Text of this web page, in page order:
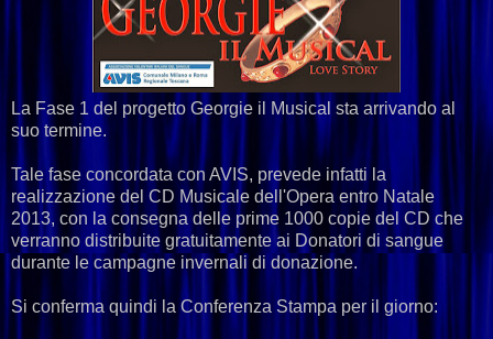
La Fase 1 del progetto Georgie il Musical sta arrivando al
suo termine.
Tale fase concordata con AVIS, prevede infatti la
realizzazione del CD Musicale dell'Opera entro Natale
2013, con la consegna delle prime 1000 copie del CD che
verranno distribuite gratuitamente ai Donatori di sangue
durante le campagne invernali di donazione.
Si conferma quindi la Conferenza Stampa per il giorno: